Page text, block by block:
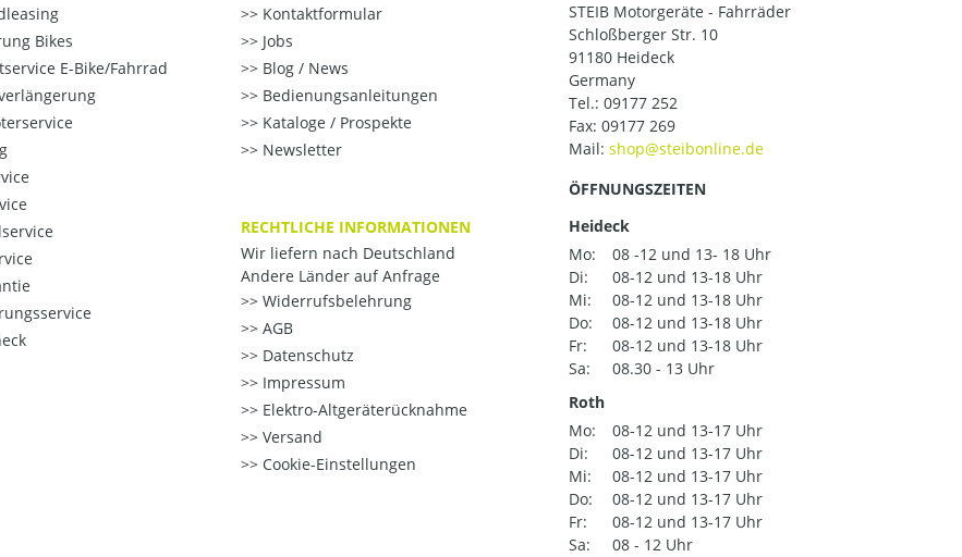
Bikes
E-Bike/Fahrrad
Kontaktformular
Jobs
Blog / News
Bedienungsanleitungen
Kataloge / Prospekte
Newsletter
RECHTLICHE INFORMATIONEN
Wir liefern nach Deutschland
Andere Länder auf Anfrage
Widerrufsbelehrung
AGB
Datenschutz
Impressum
Elektro-Altgeräterücknahme
Versand
Cookie-Einstellungen
STEIB Motorgeräte - Fahrräder
Schloßberger Str. 10
91180 Heideck
Germany
Tel.: 09177 252
Fax: 09177 269
Mail:
ÖFFNUNGSZEITEN
Heideck
Mo:
08 -12 und 13- 18 Uhr
Di:
08-12 und 13-18 Uhr
Mi:
08-12 und 13-18 Uhr
Do:
08-12 und 13-18 Uhr
Fr:
08-12 und 13-18 Uhr
Sa:
08.30 - 13 Uhr
Roth
Mo:
08-12 und 13-17 Uhr
Di:
08-12 und 13-17 Uhr
Mi:
08-12 und 13-17 Uhr
Do:
08-12 und 13-17 Uhr
Fr:
08-12 und 13-17 Uhr
Sa:
08 - 12 Uhr